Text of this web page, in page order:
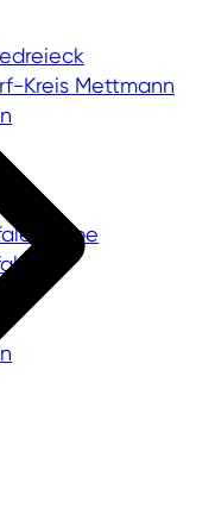
Kreis Mettmann